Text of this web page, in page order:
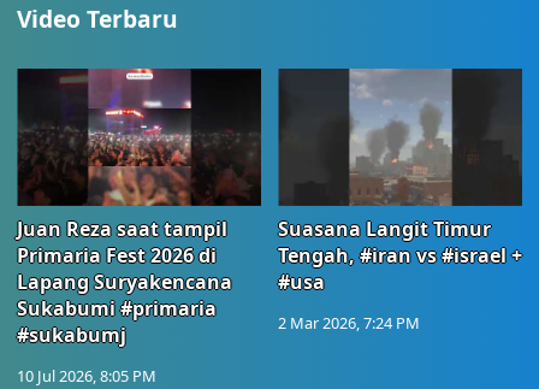
Video Terbaru
Juan Reza saat tampil
Primaria Fest 2026 di
Lapang Suryakencana
Sukabumi #primaria
#sukabumj
10 Jul 2026, 8:05 PM
Suasana Langit Timur
Tengah, #iran vs #israel +
#usa
2 Mar 2026, 7:24 PM